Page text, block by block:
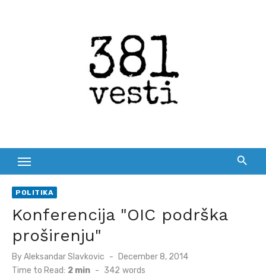
POLITIKA
Konferencija "OIC podrška
proširenju"
ByAleksandar Slavkovic
Posted
on
December 8, 2014
Time to Read: 2 min - 342 words